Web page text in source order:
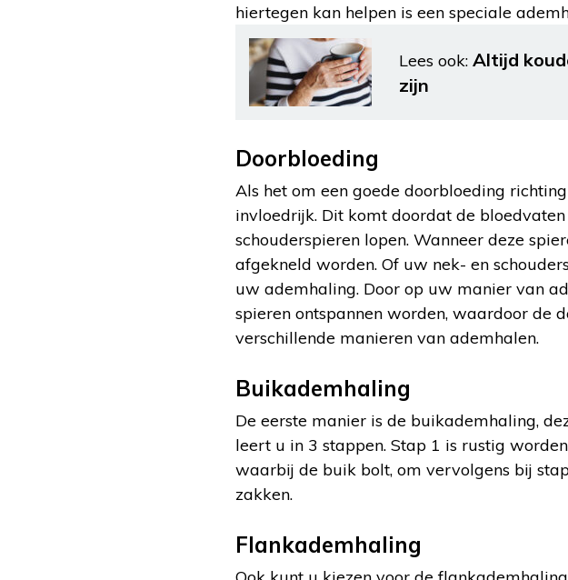
hiertegen kan helpen is een speciale
Lees ook: Altijd
zijn
Doorbloeding
Als het om een goede doorbloeding
invloedrijk. Dit komt doordat de
schouderspieren lopen. Wanneer deze
afgekneld worden. Of uw nek- en
uw ademhaling. Door op uw manier van
spieren ontspannen worden, waardoor de
verschillende manieren van ademhalen.
Buikademhaling
De eerste manier is de buikademhaling,
leert u in 3 stappen. Stap 1 is rustig
waarbij de buik bolt, om vervolgens bij
zakken.
Flankademhaling